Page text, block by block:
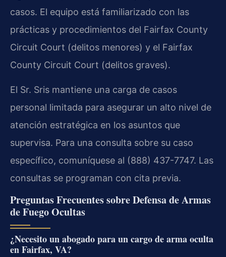
casos. El equipo está familiarizado con las
prácticas y procedimientos del Fairfax County
Circuit Court (delitos menores) y el Fairfax
County Circuit Court (delitos graves).
El Sr. Sris mantiene una carga de casos
personal limitada para asegurar un alto nivel de
atención estratégica en los asuntos que
supervisa. Para una consulta sobre su caso
específico, comuníquese al (888) 437-7747. Las
consultas se programan con cita previa.
Preguntas Frecuentes sobre Defensa de Armas
de Fuego Ocultas
¿Necesito un abogado para un cargo de arma oculta
en Fairfax, VA?